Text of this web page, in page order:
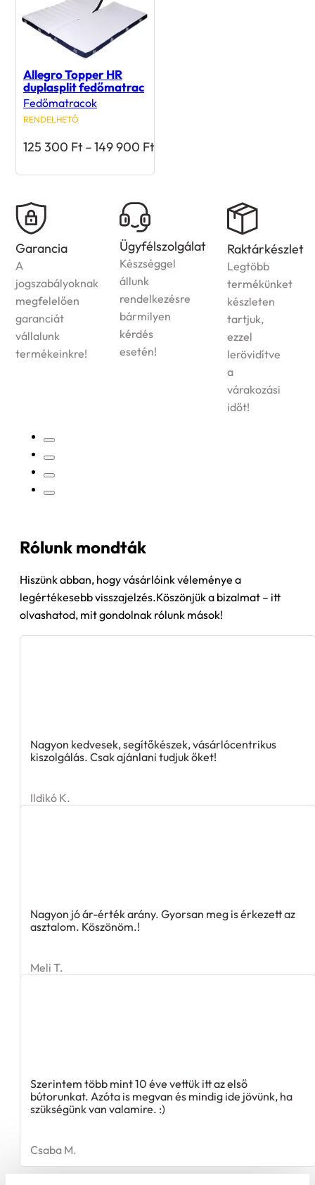
Allegro Topper HR
duplasplit fedőmatrac
Fedőmatracok
RENDELHETŐ
125 300 Ft–149 900 FtÁrtartomány:
300 Ft
Garancia
A
jogszabályoknak
megfelelően
garanciát
vállalunk
termékeinkre!
Ügyfélszolgálat
Készséggel
állunk
rendelkezésre
bármilyen
kérdés
esetén!
Raktárkészlet
Legtöbb
termékünket
készleten
tartjuk,
ezzel
lerövidítve
a
várakozási
időt!
Rólunk mondták
Hiszünk abban, hogy vásárlóink véleménye a
legértékesebb visszajelzés.Köszönjük a bizalmat – itt
olvashatod, mit gondolnak rólunk mások!
Nagyon kedvesek, segítőkészek, vásárlócentrikus
kiszolgálás. Csak ajánlani tudjuk őket!
Ildikó K.
Nagyon jó ár-érték arány. Gyorsan meg is érkezett az
asztalom. Köszönöm.!
Meli T.
Szerintem több mint 10 éve vettük itt az első
bútorunkat. Azóta is megvan és mindig ide jövünk, ha
szükségünk van valamire. :)
Csaba M.